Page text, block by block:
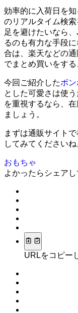
効率的に入荷日を
のリアルタイム検
足を避けたいなら
るのも有力な手段
合は、楽天などの
でまとめ買いをする
今回ご紹介したボ
とした可愛さは使
を重視するなら、
ましょう。
まずは通販サイト
してみてくださいね
おもちゃ
よかったらシェアし
URLをコピー